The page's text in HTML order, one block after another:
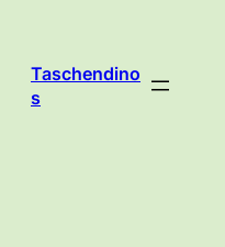
springen
Taschendino
s